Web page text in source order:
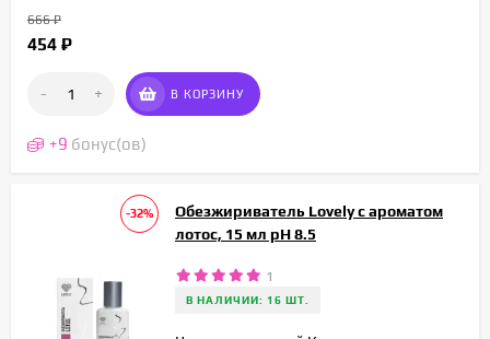
666₽
454 ₽
- + В КОРЗИНУ
+9 бонус(ов)
-32%
Обезжириватель Lovely с ароматом
лотос, 15 мл pH 8.5
1
В НАЛИЧИИ: 16 ШТ.